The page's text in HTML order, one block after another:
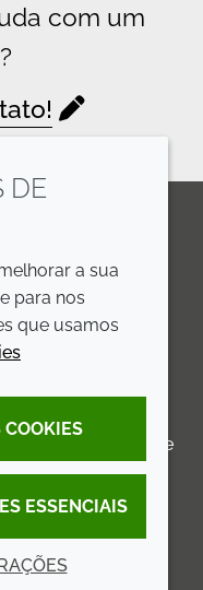
com um
Line
condições
de Acessibilidade
DE
a sua
para nos
que usamos
COOKIES
ESSENCIAIS